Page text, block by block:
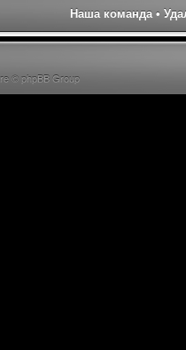
Наша команда •
© phpBB Group